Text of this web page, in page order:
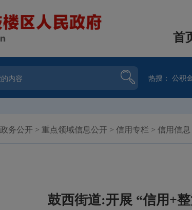
首
热搜：公积
政务公开 > 重点领域信息公开 > 信用专栏 > 信用信息
鼓西街道:开展 “信用+